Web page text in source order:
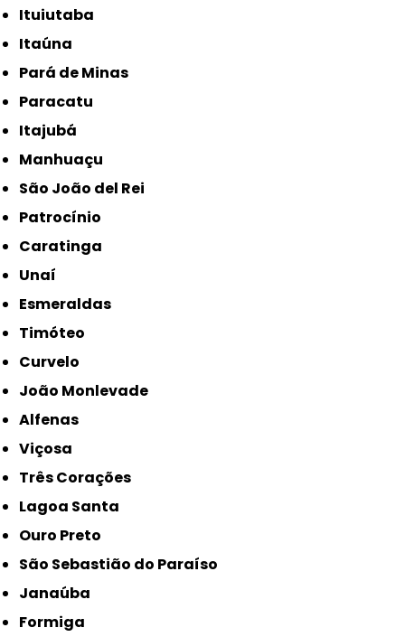
Ituiutaba
Itaúna
Pará de Minas
Paracatu
Itajubá
Manhuaçu
São João del Rei
Patrocínio
Caratinga
Unaí
Esmeraldas
Timóteo
Curvelo
João Monlevade
Alfenas
Viçosa
Três Corações
Lagoa Santa
Ouro Preto
São Sebastião do Paraíso
Janaúba
Formiga